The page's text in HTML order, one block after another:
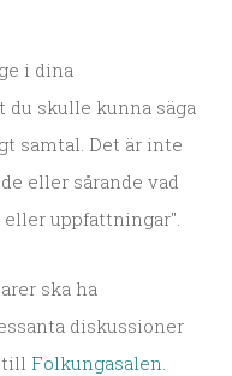
i dina
du skulle kunna säga
samtal. Det är inte
eller sårande vad
eller uppfattningar".
ska ha
diskussioner
till Folkungasalen.